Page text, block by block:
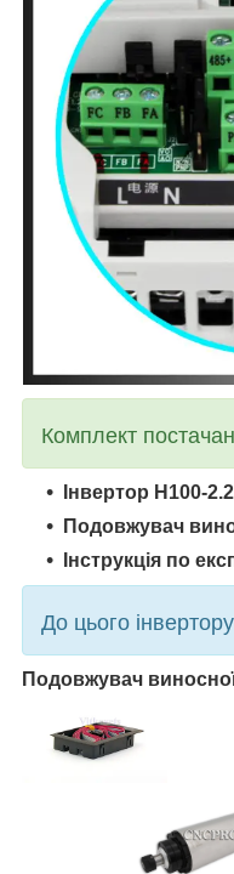
Комплект
Інвертор H100-
Подовжувач
Інструкція по
До цього
Подовжувач